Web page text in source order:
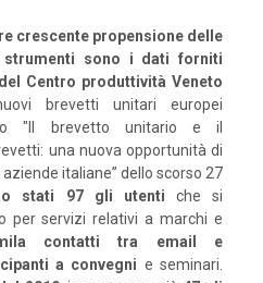
crescente propensione delle
strumenti sono i dati forniti
Centro produttività Veneto
brevetti unitari europei
"Il brevetto unitario e il
una nuova opportunità di
italiane” dello scorso 27
stati 97 gli utenti che si
per servizi relativi a marchi e
contatti tra email e
a convegni e seminari.